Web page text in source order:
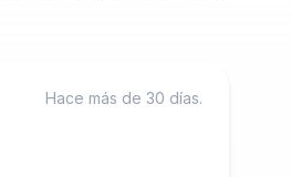
Hace más de 30 días.